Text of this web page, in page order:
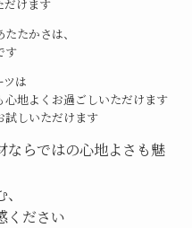
だけます
たかさは、
す
は
地よくお過ごしいただけます
試しいただけます
ならではの心地よさも魅
ください